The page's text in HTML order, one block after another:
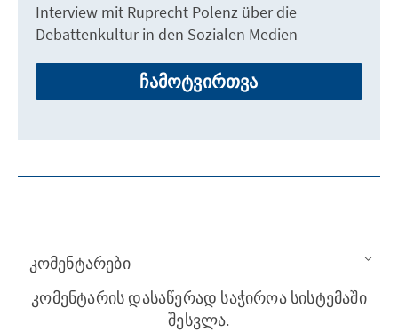
Interview mit Ruprecht Polenz über die
Debattenkultur in den Sozialen Medien
ჩამოტვირთვა
კომენტარები
კომენტარის დასაწერად საჭიროა სისტემაში
შესვლა.